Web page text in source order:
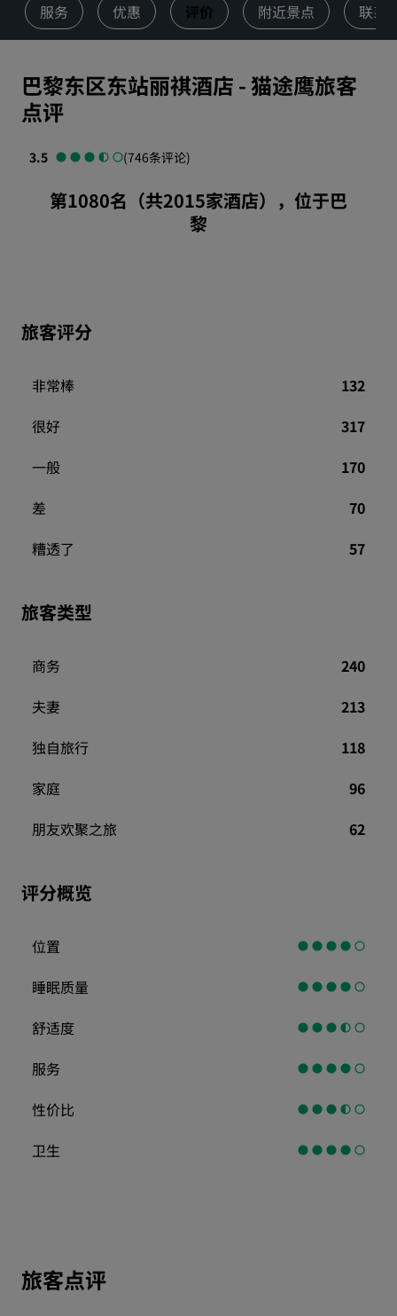
服务 优惠 评价 附近景点 联系
巴黎东区东站丽祺酒店 -猫途鹰旅客
点评
3.5 (746条评论)
第1080名（共2015家酒店），位于巴
黎
旅客评分
非常棒
132
很好
317
一般
170
差
70
糟透了
57
旅客类型
商务
240
夫妻
213
独自旅行
118
家庭
96
朋友欢聚之旅
62
评分概览
位置
睡眠质量
舒适度
服务
性价比
卫生
旅客点评